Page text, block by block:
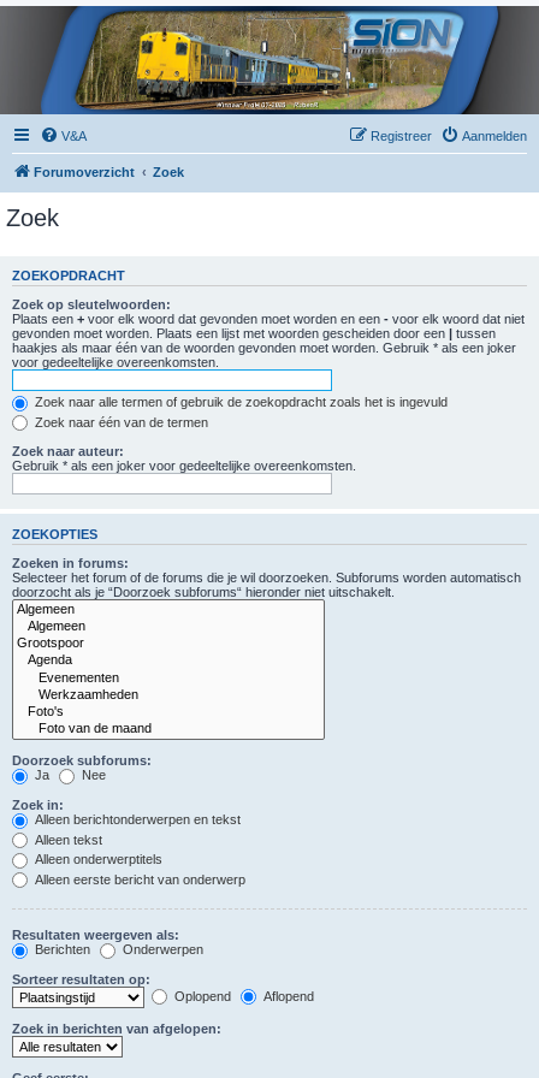
V&A Aanmelden
Registreer
Forumoverzicht Zoek
Zoek
ZOEKOPDRACHT
Zoek op sleutelwoorden:
Plaats een + voor elk woord dat gevonden moet worden en een - voor elk woord dat niet
gevonden moet worden. Plaats een lijst met woorden gescheiden door een | tussen
haakjes als maar één van de woorden gevonden moet worden. Gebruik * als een joker
voor gedeeltelijke overeenkomsten.
Zoek naar alle termen of gebruik de zoekopdracht zoals het is ingevuld
Zoek naar één van de termen
Zoek naar auteur:
Gebruik * als een joker voor gedeeltelijke overeenkomsten.
ZOEKOPTIES
Zoeken in forums:
Selecteer het forum of de forums die je wil doorzoeken. Subforums worden automatisch
doorzocht als je “Doorzoek subforums“ hieronder niet uitschakelt.
Doorzoek subforums:
Ja
Nee
Zoek in:
Alleen berichtonderwerpen en tekst
Alleen tekst
Alleen onderwerptitels
Alleen eerste bericht van onderwerp
Resultaten weergeven als:
Berichten
Onderwerpen
Sorteer resultaten op:
Oplopend
Aflopend
Zoek in berichten van afgelopen: